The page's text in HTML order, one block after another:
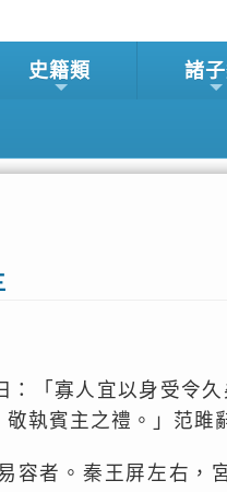
史籍類 諸
：「寡人宜以身受令
執賓主之禮。」范雎
容者。秦王屏左右，